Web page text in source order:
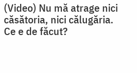
(Video) Nu mă atrage nici
căsătoria, nici călugăria.
Ce e de făcut?